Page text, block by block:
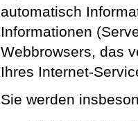
automatisch
Informationen
Webbrowsers, das
Ihres Internet-
Sie werden